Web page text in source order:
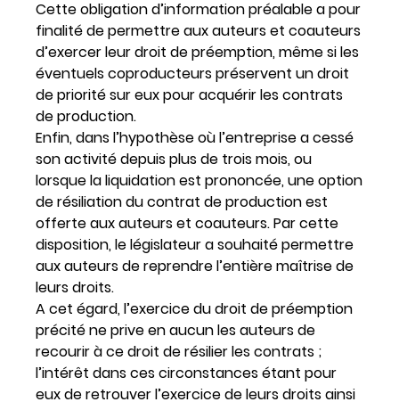
Cette obligation d’information préalable a pour
finalité de permettre aux auteurs et coauteurs
d’exercer leur droit de préemption, même si les
éventuels coproducteurs préservent un droit
de priorité sur eux pour acquérir les contrats
de production.
Enfin, dans l’hypothèse où l’entreprise a cessé
son activité depuis plus de trois mois, ou
lorsque la liquidation est prononcée, une option
de résiliation du contrat de production est
offerte aux auteurs et coauteurs. Par cette
disposition, le législateur a souhaité permettre
aux auteurs de reprendre l’entière maîtrise de
leurs droits.
A cet égard, l’exercice du droit de préemption
précité ne prive en aucun les auteurs de
recourir à ce droit de résilier les contrats ;
l’intérêt dans ces circonstances étant pour
eux de retrouver l’exercice de leurs droits ainsi